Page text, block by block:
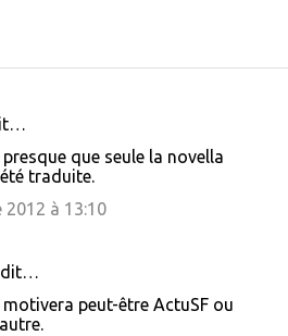
que seule la novella
traduite.
2012 à 13:10
dit…
motivera peut-être ActuSF ou